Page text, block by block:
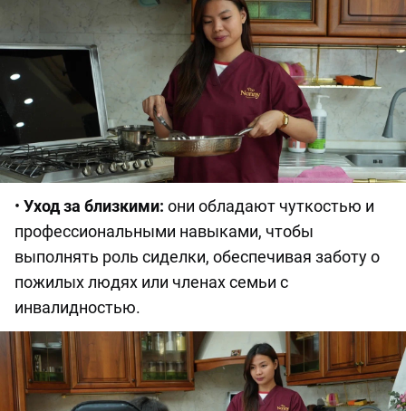
• Уход за близкими: они обладают чуткостью и
профессиональными навыками, чтобы
выполнять роль сиделки, обеспечивая заботу о
пожилых людях или членах семьи с
инвалидностью.